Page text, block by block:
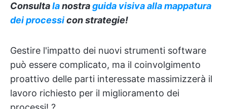
Consultalanostraguida visiva alla mappatura
dei processicon strategie!
Gestire l'impatto dei nuovi strumenti software
può essere complicato, ma il coinvolgimento
proattivo delle parti interessate massimizzerà il
lavoro richiesto per il miglioramento dei